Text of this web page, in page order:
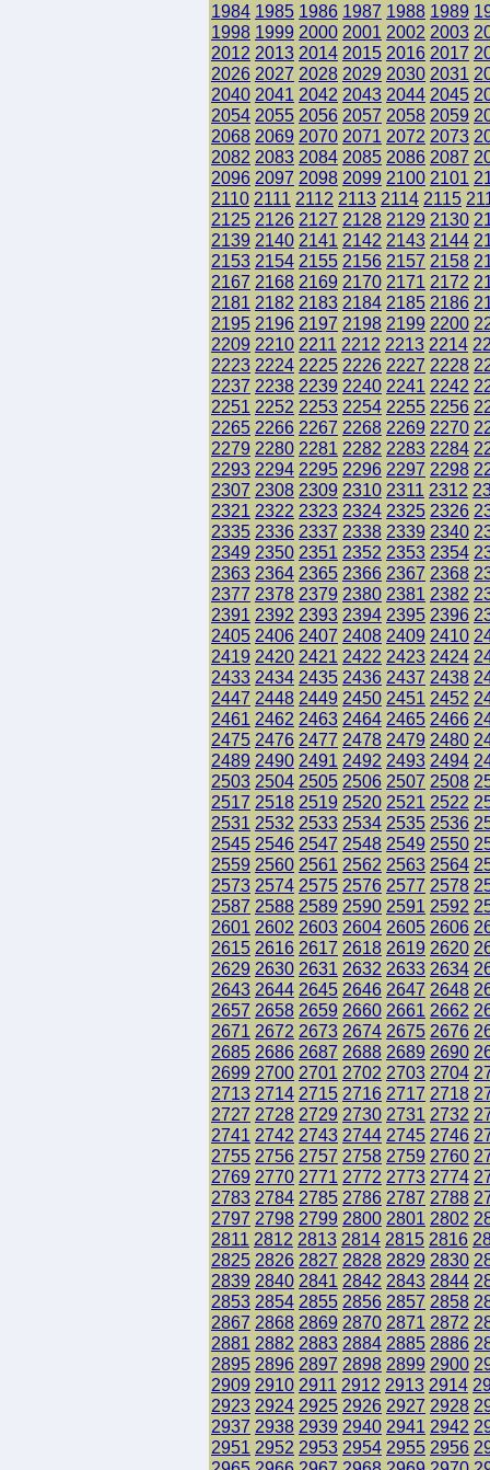
1984 1985 1986 1987 1988 1989
1998 1999 2000 2001 2002 2003
2012 2013 2014 2015 2016 2017
2026 2027 2028 2029 2030 2031
2040 2041 2042 2043 2044 2045
2054 2055 2056 2057 2058 2059
2068 2069 2070 2071 2072 2073
2082 2083 2084 2085 2086 2087
2096 2097 2098 2099 2100 2101
2110 2111 2112 2113 2114 2115
2125 2126 2127 2128 2129 2130
2139 2140 2141 2142 2143 2144
2153 2154 2155 2156 2157 2158
2167 2168 2169 2170 2171 2172
2181 2182 2183 2184 2185 2186
2195 2196 2197 2198 2199 2200
2209 2210 2211 2212 2213 2214
2223 2224 2225 2226 2227 2228
2237 2238 2239 2240 2241 2242
2251 2252 2253 2254 2255 2256
2265 2266 2267 2268 2269 2270
2279 2280 2281 2282 2283 2284
2293 2294 2295 2296 2297 2298
2307 2308 2309 2310 2311 2312
2321 2322 2323 2324 2325 2326
2335 2336 2337 2338 2339 2340
2349 2350 2351 2352 2353 2354
2363 2364 2365 2366 2367 2368
2377 2378 2379 2380 2381 2382
2391 2392 2393 2394 2395 2396
2405 2406 2407 2408 2409 2410
2419 2420 2421 2422 2423 2424
2433 2434 2435 2436 2437 2438
2447 2448 2449 2450 2451 2452
2461 2462 2463 2464 2465 2466
2475 2476 2477 2478 2479 2480
2489 2490 2491 2492 2493 2494
2503 2504 2505 2506 2507 2508
2517 2518 2519 2520 2521 2522
2531 2532 2533 2534 2535 2536
2545 2546 2547 2548 2549 2550
2559 2560 2561 2562 2563 2564
2573 2574 2575 2576 2577 2578
2587 2588 2589 2590 2591 2592
2601 2602 2603 2604 2605 2606
2615 2616 2617 2618 2619 2620
2629 2630 2631 2632 2633 2634
2643 2644 2645 2646 2647 2648
2657 2658 2659 2660 2661 2662
2671 2672 2673 2674 2675 2676
2685 2686 2687 2688 2689 2690
2699 2700 2701 2702 2703 2704
2713 2714 2715 2716 2717 2718
2727 2728 2729 2730 2731 2732
2741 2742 2743 2744 2745 2746
2755 2756 2757 2758 2759 2760
2769 2770 2771 2772 2773 2774
2783 2784 2785 2786 2787 2788
2797 2798 2799 2800 2801 2802
2811 2812 2813 2814 2815 2816
2825 2826 2827 2828 2829 2830
2839 2840 2841 2842 2843 2844
2853 2854 2855 2856 2857 2858
2867 2868 2869 2870 2871 2872
2881 2882 2883 2884 2885 2886
2895 2896 2897 2898 2899 2900
2909 2910 2911 2912 2913 2914
2923 2924 2925 2926 2927 2928
2937 2938 2939 2940 2941 2942
2951 2952 2953 2954 2955 2956